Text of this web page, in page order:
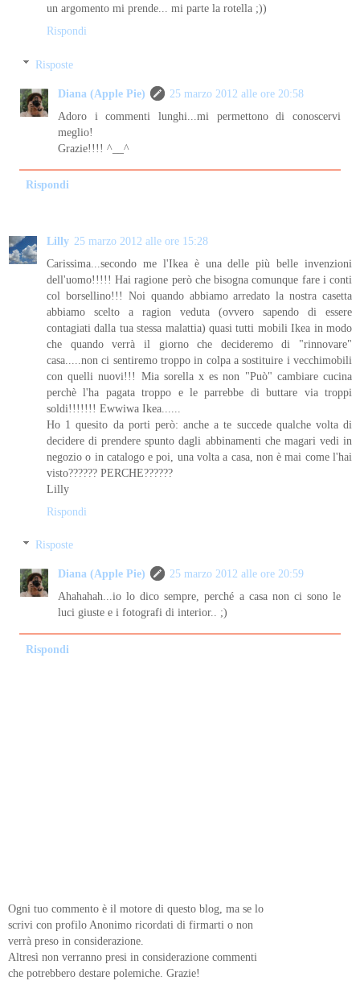
un argomento mi prende... mi parte la rotella ;))
Rispondi
Risposte
Diana (Apple Pie)
25 marzo 2012 alle ore 20:58
Adoro i commenti lunghi...mi permettono di conoscervi
meglio!
Grazie!!!! ^__^
Rispondi
Lilly 25 marzo 2012 alle ore 15:28
Carissima...secondo me l'Ikea è una delle più belle invenzioni
dell'uomo!!!!! Hai ragione però che bisogna comunque fare i conti
col borsellino!!! Noi quando abbiamo arredato la nostra casetta
abbiamo scelto a ragion veduta (ovvero sapendo di essere
contagiati dalla tua stessa malattia) quasi tutti mobili Ikea in modo
che quando verrà il giorno che decideremo di "rinnovare"
casa.....non ci sentiremo troppo in colpa a sostituire i vecchimobili
con quelli nuovi!!! Mia sorella x es non "Può" cambiare cucina
perchè l'ha pagata troppo e le parrebbe di buttare via troppi
soldi!!!!!!! Ewwiwa Ikea......
Ho 1 quesito da porti però: anche a te succede qualche volta di
decidere di prendere spunto dagli abbinamenti che magari vedi in
negozio o in catalogo e poi, una volta a casa, non è mai come l'hai
visto?????? PERCHE??????
Lilly
Rispondi
Risposte
Diana (Apple Pie)
25 marzo 2012 alle ore 20:59
Ahahahah...io lo dico sempre, perché a casa non ci sono le
luci giuste e i fotografi di interior.. ;)
Rispondi
Ogni tuo commento è il motore di questo blog, ma se lo
scrivi con profilo Anonimo ricordati di firmarti o non
verrà preso in considerazione.
Altresì non verranno presi in considerazione commenti
che potrebbero destare polemiche. Grazie!